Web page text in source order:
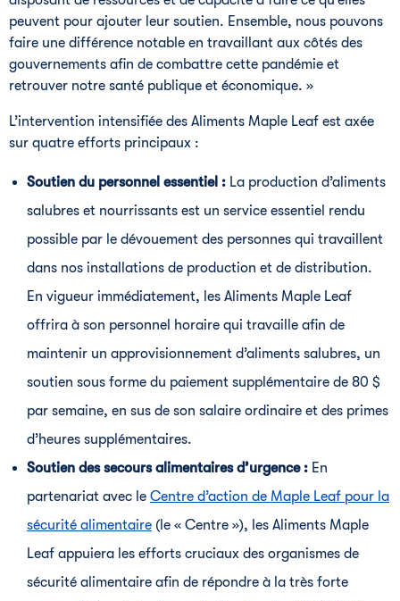
peuvent pour ajouter leur soutien. Ensemble, nous pouvons
faire une différence notable en travaillant aux côtés des
gouvernements afin de combattre cette pandémie et
retrouver notre santé publique et économique. »
L’intervention intensifiée des Aliments Maple Leaf est axée
sur quatre efforts principaux :
Soutien du personnel essentiel : La production d’aliments
salubres et nourrissants est un service essentiel rendu
possible par le dévouement des personnes qui travaillent
dans nos installations de production et de distribution.
En vigueur immédiatement, les Aliments Maple Leaf
offrira à son personnel horaire qui travaille afin de
maintenir un approvisionnement d’aliments salubres, un
soutien sous forme du paiement supplémentaire de 80 $
par semaine, en sus de son salaire ordinaire et des primes
d’heures supplémentaires.
Soutien des secours alimentaires d’urgence : En
partenariat avec le Centre d’action de Maple Leaf pour la
sécurité alimentaire (le « Centre »), les Aliments Maple
Leaf appuiera les efforts cruciaux des organismes de
sécurité alimentaire afin de répondre à la très forte